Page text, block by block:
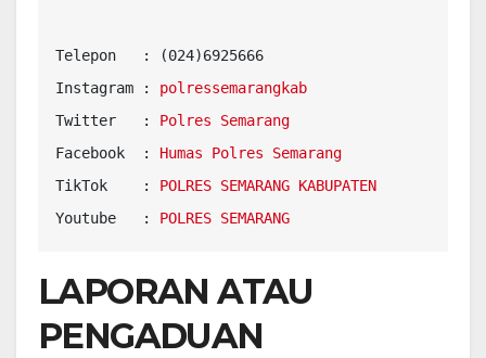
Telepon   : (024)6925666
Instagram : polressemarangkab
Twitter   : Polres Semarang
Facebook  : Humas Polres Semarang
TikTok    : POLRES SEMARANG KABUPATEN
Youtube   : POLRES SEMARANG
LAPORAN ATAU
PENGADUAN